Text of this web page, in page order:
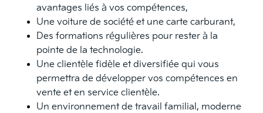
avantages liés à vos compétences,
Une voiture de société et une carte carburant,
Des formations régulières pour rester à la
pointe de la technologie.
Une clientèle fidèle et diversi­fiée qui vous
permettra de développer vos compétences en
vente et en service clientèle.
Un environnement de travail familial, moderne